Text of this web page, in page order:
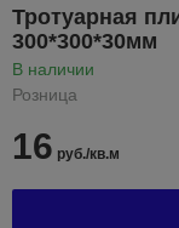
Тротуарная
300*300*30мм
В наличии
Розница
16 руб./кв.м